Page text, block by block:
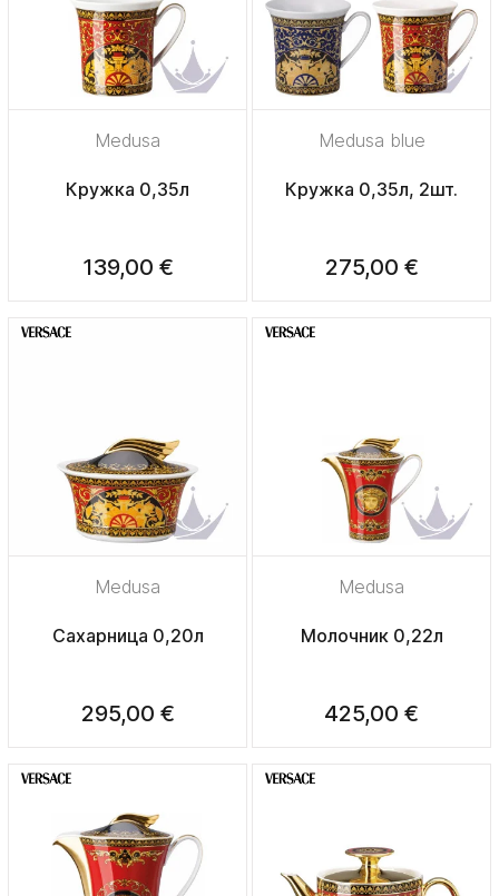
Medusa
Кружка 0,35л
139,00 €
Medusa blue
Кружка 0,35л, 2шт.
275,00 €
Medusa
Сахарница 0,20л
295,00 €
Medusa
Молочник 0,22л
425,00 €